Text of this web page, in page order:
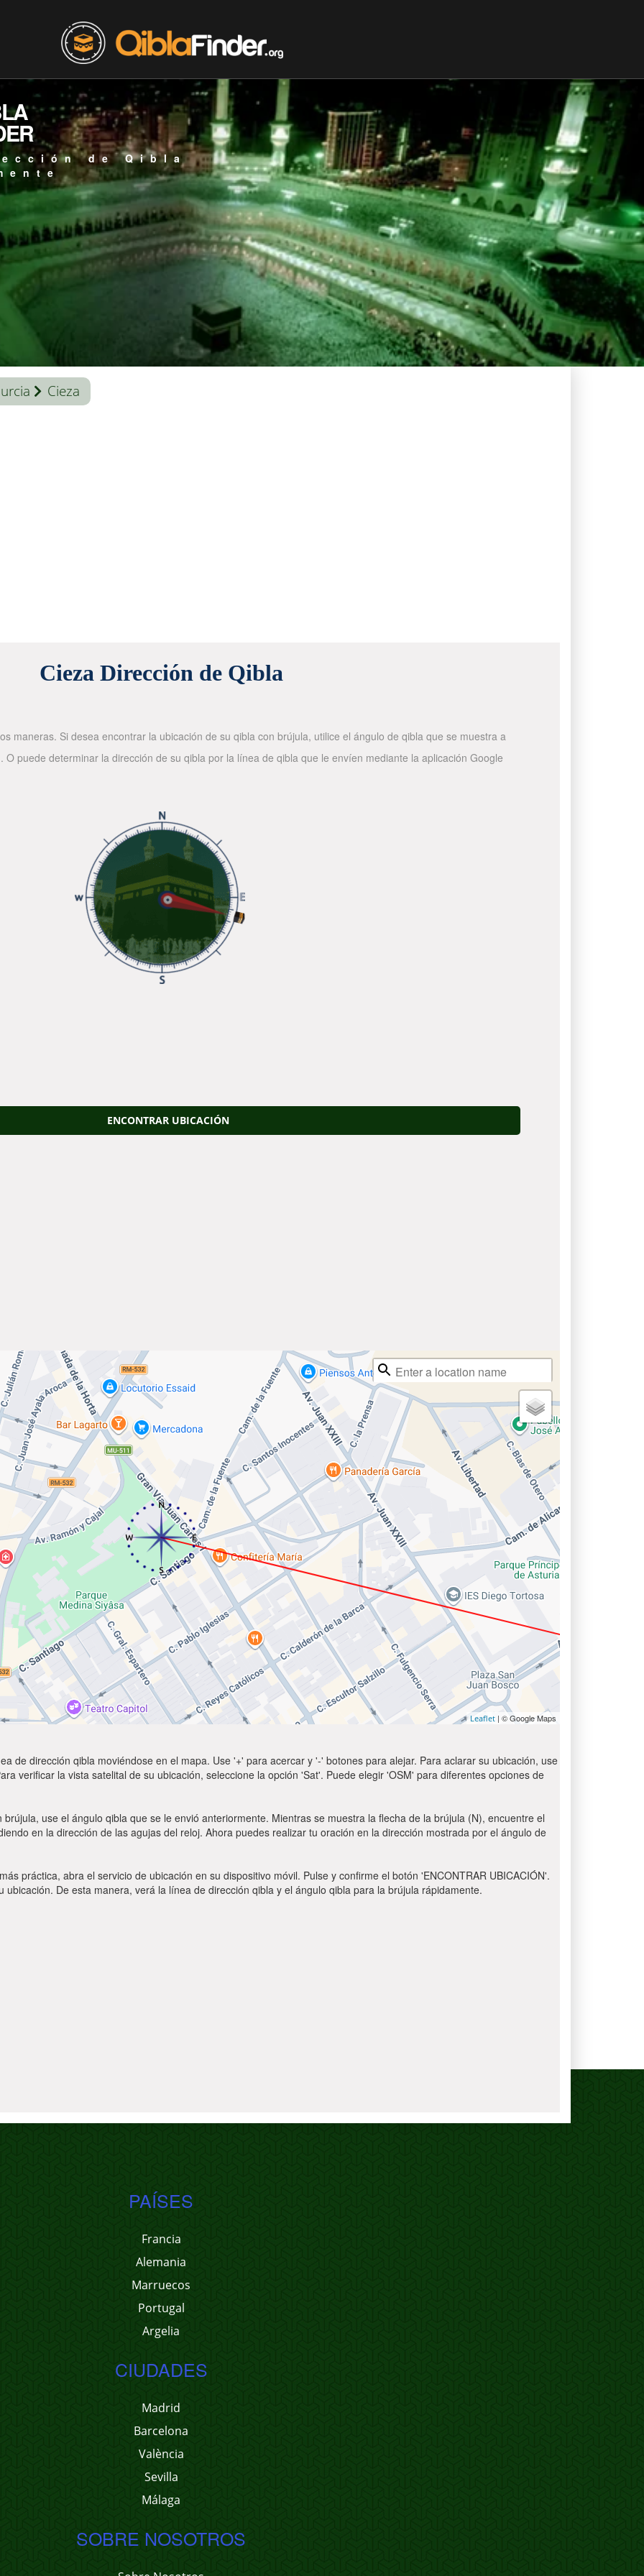
de Qibla
Cieza
Cieza Dirección de Qibla
maneras. Si desea encontrar la ubicación de su qibla con brújula, utilice el ángulo de qibla que se muestra a
puede determinar la dirección de su qibla por la línea de qibla que le envíen mediante la aplicación Google
ENCONTRAR UBICACIÓN
Leaflet | © Google Maps
de dirección qibla moviéndose en el mapa. Use '+' para acercar y '-' botones para alejar. Para aclarar su ubicación, use
verificar la vista satelital de su ubicación, seleccione la opción 'Sat'. Puede elegir 'OSM' para diferentes opciones de
use el ángulo qibla que se le envió anteriormente. Mientras se muestra la flecha de la brújula (N), encuentre el
en la dirección de las agujas del reloj. Ahora puedes realizar tu oración en la dirección mostrada por el ángulo de
práctica, abra el servicio de ubicación en su dispositivo móvil. Pulse y confirme el botón 'ENCONTRAR UBICACIÓN'.
De esta manera, verá la línea de dirección qibla y el ángulo qibla para la brújula rápidamente.
PAÍSES
Francia
Alemania
Marruecos
Portugal
Argelia
CIUDADES
Madrid
Barcelona
València
Sevilla
Málaga
SOBRE NOSOTROS